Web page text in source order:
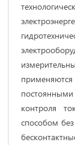
контроля
способом